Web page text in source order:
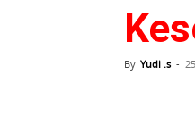
By Yudi .s -